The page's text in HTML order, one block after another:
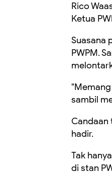
Rico
Ketua
Suasana
PWPM.
sambil
Candaan
hadir.
Tak
di stan